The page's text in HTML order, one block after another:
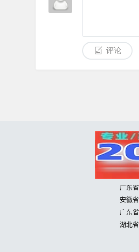
评论